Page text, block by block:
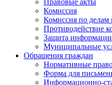
Правовые акты
Комиссия
Комиссия по делам
Противодействие
Защита
Муниципальные
Обращения граждан
Нормативные
Форма для
Информационно-